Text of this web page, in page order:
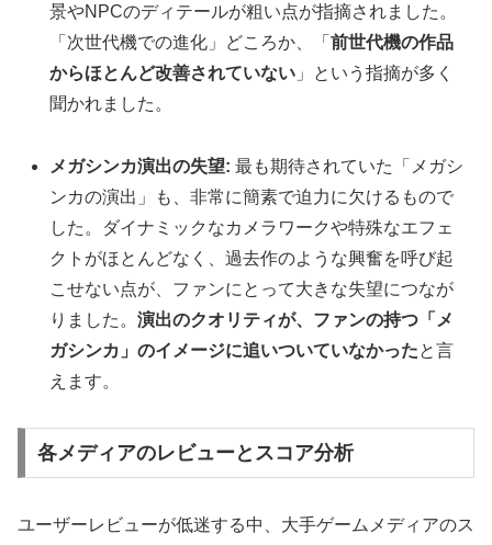
景やNPCのディテールが粗い点が指摘されました。
「次世代機での進化」どころか、「前世代機の作品
からほとんど改善されていない 」という指摘が多く
聞かれました。
メガシンカ演出の失望: 最も期待されていた「メガシ
ンカの演出」も、非常に簡素で迫力に欠けるもので
した。ダイナミックなカメラワークや特殊なエフェ
クトがほとんどなく、過去作のような興奮を呼び起
こせない点が、ファンにとって大きな失望につなが
りました。演出のクオリティが、ファンの持つ「メ
ガシンカ」のイメージに追いついていなかったと言
えます。
各メディアのレビューとスコア分析
ユーザーレビューが低迷する中、大手ゲームメディアのス